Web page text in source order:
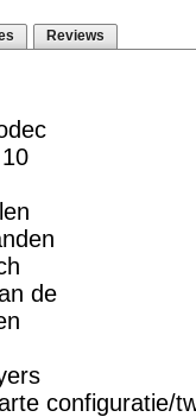
Reviews
de
configuratie/